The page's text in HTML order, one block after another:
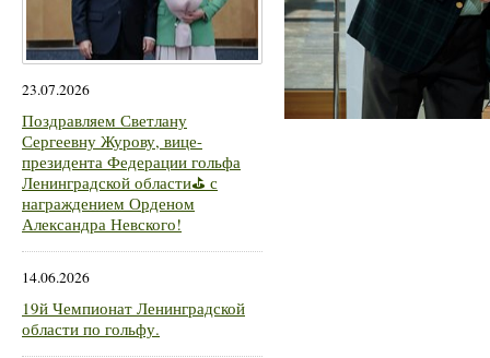
23.07.2026
Поздравляем Светлану
Сергеевну Журову, вице-
президента Федерации гольфа
Ленинградской области⛳ с
награждением Орденом
Александра Невского!
14.06.2026
19й Чемпионат Ленинградской
области по гольфу.